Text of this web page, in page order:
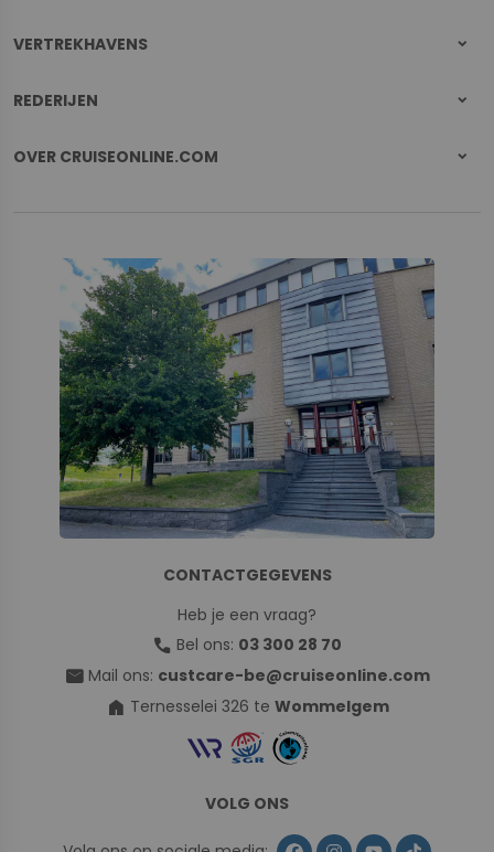
VERTREKHAVENS
REDERIJEN
OVER CRUISEONLINE.COM
CONTACTGEGEVENS
Heb je een vraag?
call Bel ons: 03 300 28 70
mail Mail ons: custcare-be@cruiseonline.com
home Ternesselei 326 te Wommelgem
VOLG ONS